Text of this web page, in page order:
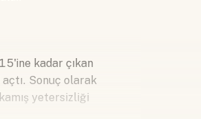
kadar çıkan
açtı. Sonuç olarak
yetersizliği